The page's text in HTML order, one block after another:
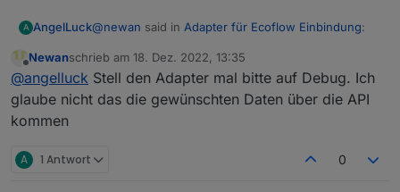
A AngelLuck@newan said in Adapter für Ecoflow Einbindung:
Fakt ist das dem Adapter eigentlich aus meiner
sicht nur das schalten also post oder put fehlt.
Möchte mich hier auch mal ein Klinken.
Daten des Akkus von Bedeutung. Da meine
Offline
Newanschrieb am 18. Dez. 2022, 13:35
zuletzt editiert von
@angelluck Stell den Adapter mal bitte auf Debug. Ich
glaube nicht das die gewünschten Daten über die API
kommen
A 1 Antwort 0